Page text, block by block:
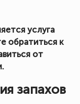
услуга
обратиться к
от
запахов